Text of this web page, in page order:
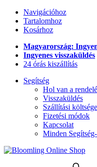
Navigációhoz
Tartalomhoz
Kosárhoz
Magyarország:
Ingyenes visszaküldés
24 órás kiszállítás
Segítség
Hol van a
Visszaküldés
Szállítási
Fizetési módok
Kapcsolat
Minden